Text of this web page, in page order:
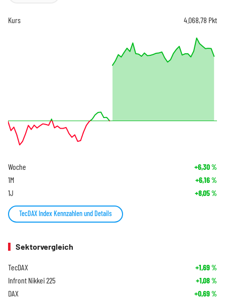
Kurs 4.068,78 Pkt
Woche +6,30%
1M +6,16%
1J +8,05%
TecDAX Index Kennzahlen und Details
Sektorvergleich
TecDAX +1,69%
Infront Nikkei 225 +1,08%
DAX +0,69%